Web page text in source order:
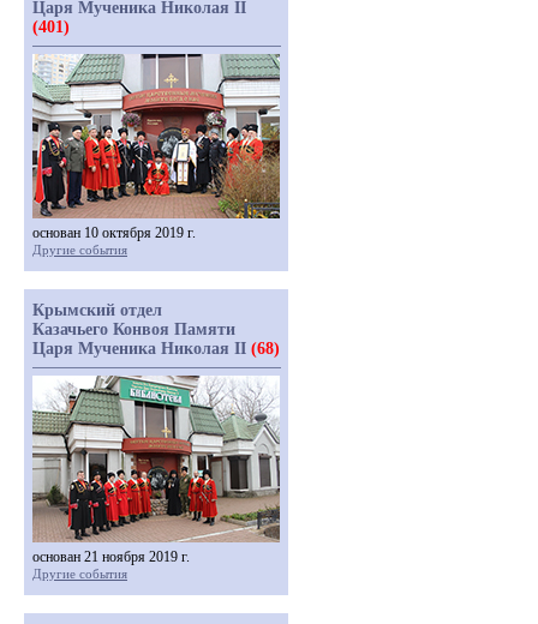
Царя Мученика Николая II
(401)
основан 10 октября 2019 г.
Другие события
Крымский отдел
Казачьего Конвоя Памяти
Царя Мученика Николая II (68)
основан 21 ноября 2019 г.
Другие события